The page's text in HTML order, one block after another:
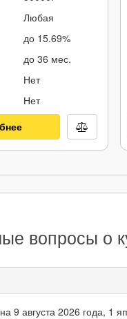
Любая
до 15.69%
до 36 мес.
Нет
Нет
вопросы о
9 августа 2026 года, 1